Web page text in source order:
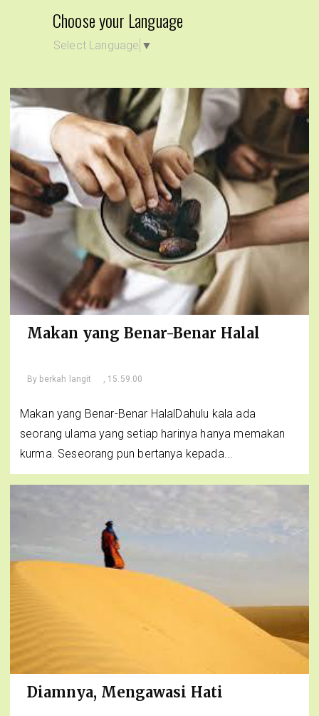
Choose your Language
Select Language ▼
Makan yang Benar-Benar Halal
By berkah langit , 15.59.00
Makan yang Benar-Benar HalalDahulu kala ada
seorang ulama yang setiap harinya hanya memakan
kurma. Seseorang pun bertanya kepada...
Diamnya, Mengawasi Hati